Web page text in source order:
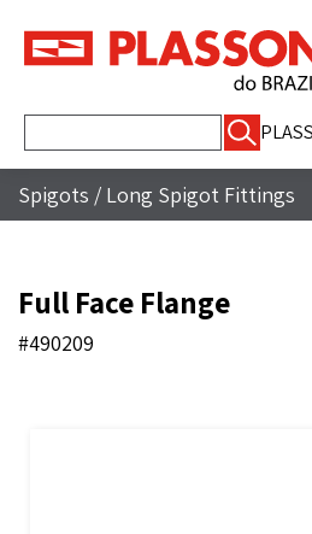
por:
Spigots / Long Spigot Fittings
Full Face Flange
#490209